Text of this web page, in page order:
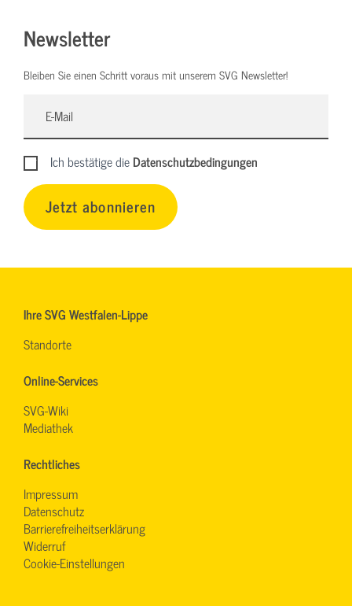
Newsletter
Bleiben Sie einen Schritt voraus mit unserem SVG Newsletter!
Ich bestätige dieDatenschutzbedingungen
Jetzt abonnieren
Ihre SVG Westfalen-Lippe
Standorte
Online-Services
SVG-Wiki
Mediathek
Rechtliches
Impressum
Datenschutz
Barrierefreiheitserklärung
Widerruf
Cookie-Einstellungen